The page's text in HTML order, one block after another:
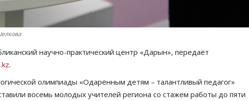
научно-практический центр «Дарын», передаёт
.
олимпиады «Одарённым детям – талантливый педагог»
восемь молодых учителей региона со стажем работы до пяти